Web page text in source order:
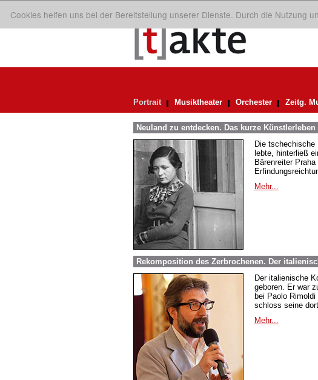
Cookies helfen uns bei der Bereitstellung unserer Dienste. Durch die Nutzung
Portrait Musiktheater Orchester Zeitg.
Neuland zu entdecken. Das kurze
Die
lebte, hinterließ
Bärenreiter
Mehr...
Rekomposition des Zerbrochenen. Der
Der italienische
geboren. Er war
bei Paolo
schloss seine
Mehr...